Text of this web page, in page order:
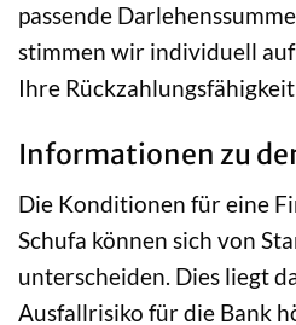
passende
stimmen wir individuell
Ihre
Informationen zu
Die Konditionen für eine
Schufa können sich von
unterscheiden. Dies liegt
Ausfallrisiko für die Bank